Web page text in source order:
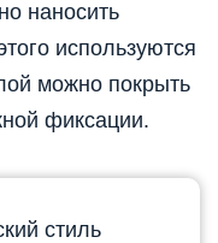
наносить
используются
можно покрыть
фиксации.
стиль